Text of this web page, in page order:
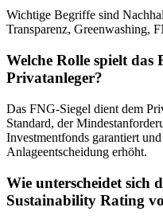
Wichtige Begriffe sind
Transparenz, Greenwashing,
Welche Rolle spielt das
Privatanleger?
Das FNG-Siegel dient dem
Standard, der
Investmentfonds garantiert
Anlageentscheidung erhöht.
Wie unterscheidet sich
Sustainability Rating